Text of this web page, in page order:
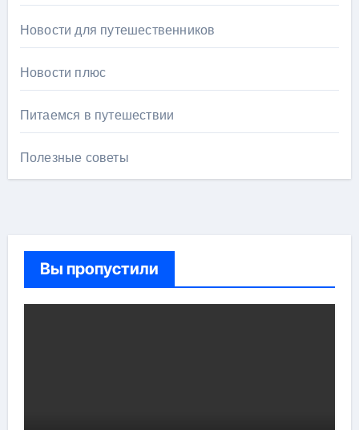
Новости для путешественников
Новости плюс
Питаемся в путешествии
Полезные советы
Вы пропустили